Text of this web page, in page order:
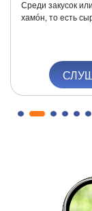
Среди закусок
хамóн, то есть